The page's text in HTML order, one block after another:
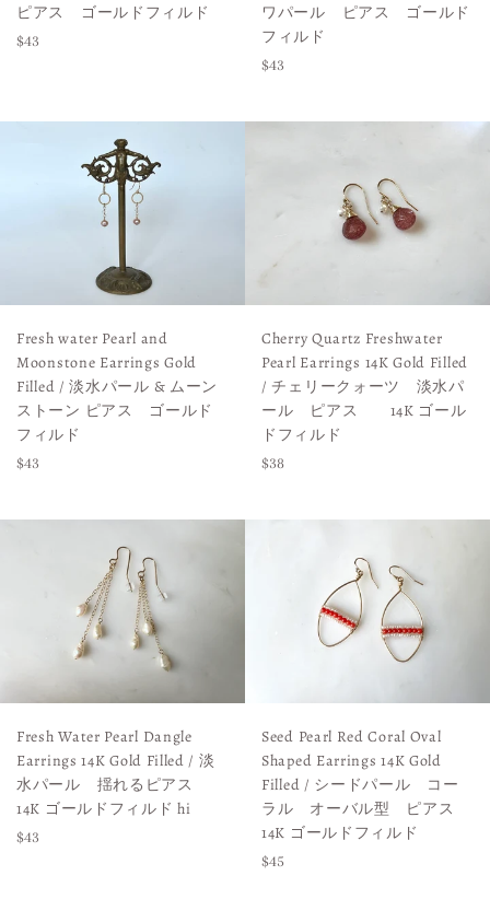
ピアス ゴールドフィルド
Regular
$43
ワパール ピアス ゴールド
フィルド
Regular
$43
Fresh water Pearl and
Moonstone Earrings Gold
Filled / 淡水パール & ムーン
ストーン ピアス ゴールド
フィルド
Regular
$43
Cherry Quartz Freshwater
Pearl Earrings 14K Gold Filled
/ チェリークォーツ 淡水パ
ール ピアス 14K ゴール
ドフィルド
Regular
$38
Fresh Water Pearl Dangle
Earrings 14K Gold Filled / 淡
水パール 揺れるピアス
14K ゴールドフィルド hi
Regular
$43
Seed Pearl Red Coral Oval
Shaped Earrings 14K Gold
Filled / シードパール コー
ラル オーバル型 ピアス
14K ゴールドフィルド
Regular
$45